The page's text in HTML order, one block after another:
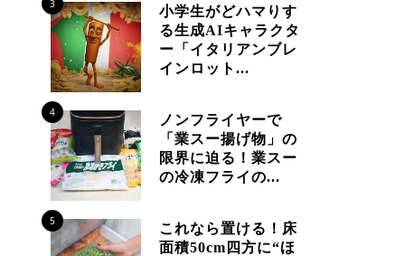
3
小学生がどハマりす
る生成AIキャラクタ
ー「イタリアンブレ
インロット...
4
ノンフライヤーで
「業スー揚げ物」の
限界に迫る！業スー
の冷凍フライの...
5
これなら置ける！床
面積50cm四方に“ほ